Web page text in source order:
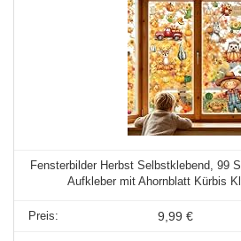
Fensterbilder Herbst Selbstklebend, 99
Aufkleber mit Ahornblatt Kürbis
9,99 €